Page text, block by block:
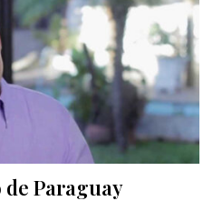
Paraguay